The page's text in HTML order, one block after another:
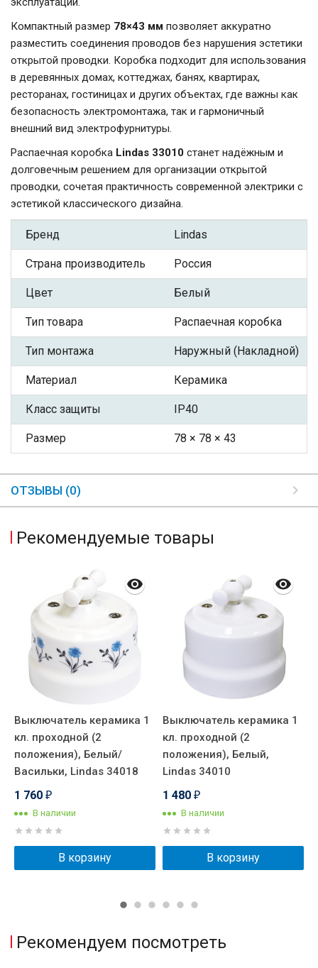
Компактный размер 78×43 мм позволяет аккуратно
разместить соединения проводов без нарушения эстетики
открытой проводки. Коробка подходит для использования
в деревянных домах, коттеджах, банях, квартирах,
ресторанах, гостиницах и других объектах, где важны как
безопасность электромонтажа, так и гармоничный
внешний вид электрофурнитуры.
Распаечная коробка Lindas 33010 станет надёжным и
долговечным решением для организации открытой
проводки, сочетая практичность современной электрики с
эстетикой классического дизайна.
Бренд Lindas
Страна производитель Россия
Цвет Белый
Тип товара Распаечная коробка
Тип монтажа Наружный (Накладной)
Материал Керамика
Класс защиты IP40
Размер 78 × 78 × 43
ОТЗЫВЫ (0)
Рекомендуемые товары
Выключатель керамика 1
кл. проходной (2
положения), Белый/
Васильки, Lindas 34018
1 760 ₽
В наличии
В корзину
Выключатель керамика 1
кл. проходной (2
положения), Белый,
Lindas 34010
1 480 ₽
В наличии
В корзину
Рекомендуем посмотреть